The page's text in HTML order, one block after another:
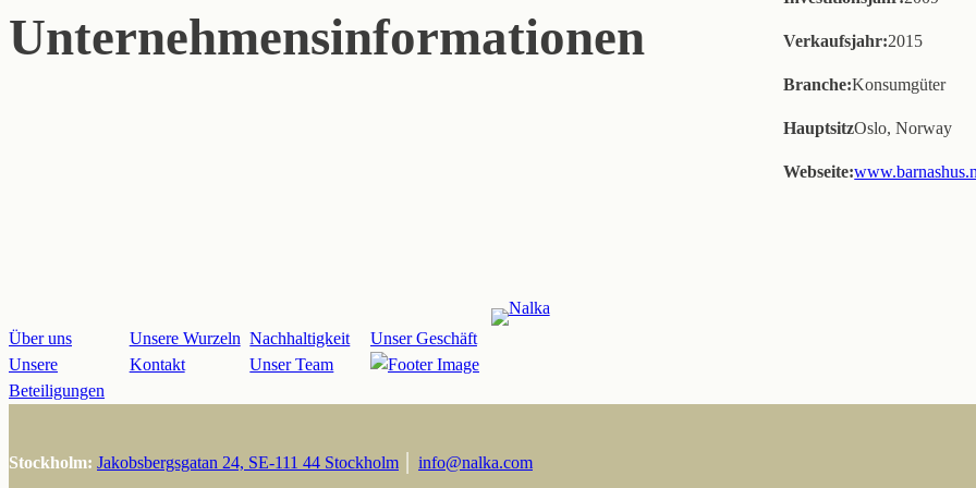
Unternehmensinformationen Verkaufsjahr:2015
Branche:Konsumgüter
HauptsitzOslo, Norway
Webseite:
Über uns Unsere Wurzeln Nachhaltigkeit
Unser Geschäft
Unsere
Beteiligungen
Kontakt Unser Team
Stockholm: Jakobsbergsgatan 24, SE-111 44 Stockholm info@nalka.com